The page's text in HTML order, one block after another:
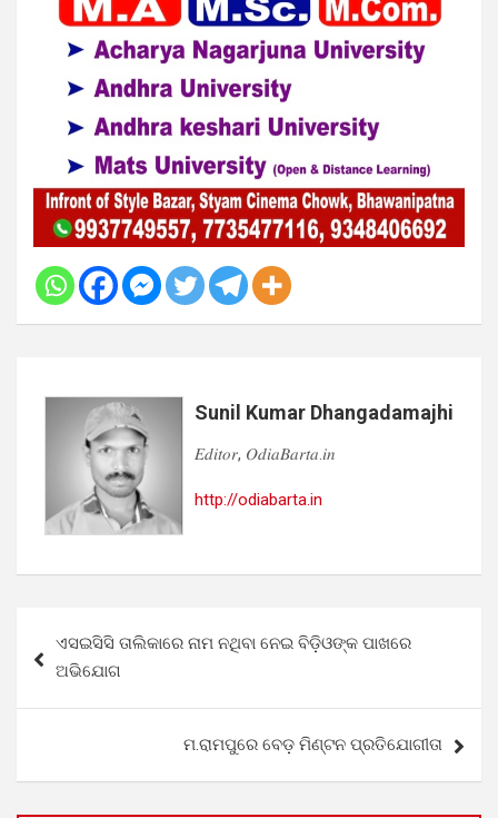
Sunil Kumar Dhangadamajhi
𝐸𝑑𝑖𝑡𝑜𝑟, 𝑂𝑑𝑖𝑎𝐵𝑎𝑟𝑡𝑎.𝑖𝑛
http://odiabarta.in
navigation
ଏସଇସିସି ତାଲିକାରେ ନାମ ନଥିବା ନେଇ ବିଡ଼ିଓଙ୍କ ପାଖରେ
ଅଭିଯୋଗ
ମ.ରାମପୁରେ ବେଡ଼ ମିଣ୍ଟନ ପ୍ରତିଯୋଗୀତା